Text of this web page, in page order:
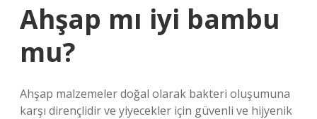
Ahşap mı iyi bambu
mu?
Ahşap malzemeler doğal olarak bakteri oluşumuna
karşı dirençlidir ve yiyecekler için güvenli ve hijyenik